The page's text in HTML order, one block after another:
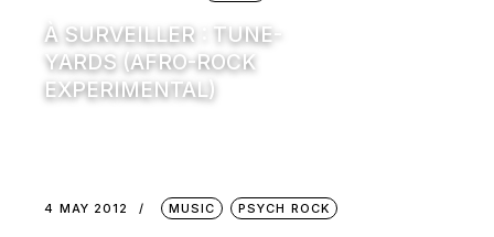
À SURVEILLER : TUNE-
YARDS (AFRO-ROCK
EXPERIMENTAL)
4 MAY 2012 MUSIC PSYCH ROCK